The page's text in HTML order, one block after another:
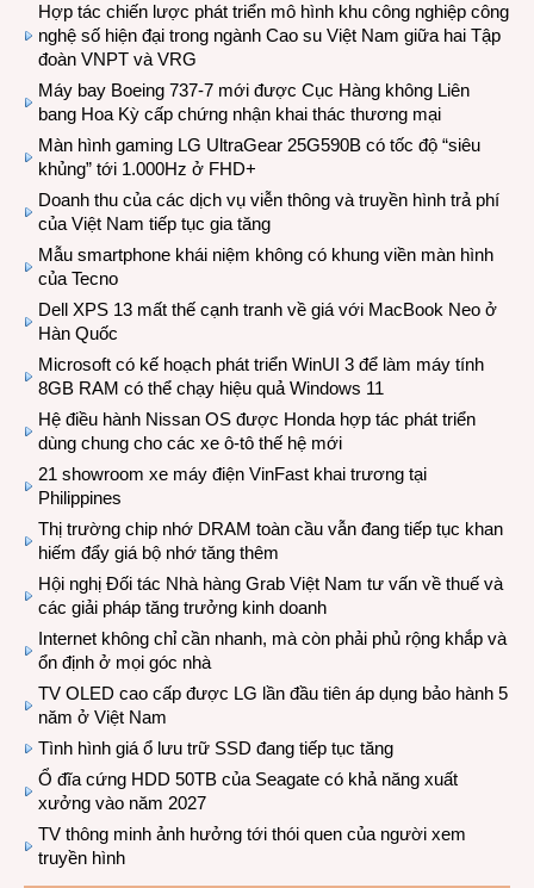
Hợp tác chiến lược phát triển mô hình khu công nghiệp công
nghệ số hiện đại trong ngành Cao su Việt Nam giữa hai Tập
đoàn VNPT và VRG
Máy bay Boeing 737-7 mới được Cục Hàng không Liên
bang Hoa Kỳ cấp chứng nhận khai thác thương mại
Màn hình gaming LG UltraGear 25G590B có tốc độ “siêu
khủng” tới 1.000Hz ở FHD+
Doanh thu của các dịch vụ viễn thông và truyền hình trả phí
của Việt Nam tiếp tục gia tăng
Mẫu smartphone khái niệm không có khung viền màn hình
của Tecno
Dell XPS 13 mất thế cạnh tranh về giá với MacBook Neo ở
Hàn Quốc
Microsoft có kế hoạch phát triển WinUI 3 để làm máy tính
8GB RAM có thể chạy hiệu quả Windows 11
Hệ điều hành Nissan OS được Honda hợp tác phát triển
dùng chung cho các xe ô-tô thế hệ mới
21 showroom xe máy điện VinFast khai trương tại
Philippines
Thị trường chip nhớ DRAM toàn cầu vẫn đang tiếp tục khan
hiếm đẩy giá bộ nhớ tăng thêm
Hội nghị Đối tác Nhà hàng Grab Việt Nam tư vấn về thuế và
các giải pháp tăng trưởng kinh doanh
Internet không chỉ cần nhanh, mà còn phải phủ rộng khắp và
ổn định ở mọi góc nhà
TV OLED cao cấp được LG lần đầu tiên áp dụng bảo hành 5
năm ở Việt Nam
Tình hình giá ổ lưu trữ SSD đang tiếp tục tăng
Ổ đĩa cứng HDD 50TB của Seagate có khả năng xuất
xưởng vào năm 2027
TV thông minh ảnh hưởng tới thói quen của người xem
truyền hình